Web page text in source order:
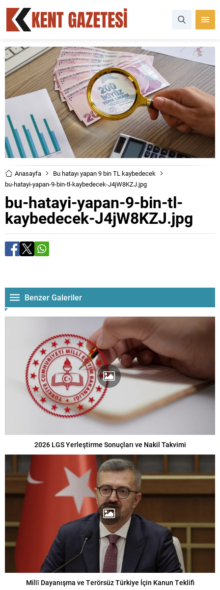
Anasayfa
Bu hatayı yapan 9 bin TL kaybedecek
bu-hatayi-yapan-9-bin-tl-kaybedecek-J4jW8KZJ.jpg
bu-hatayi-yapan-9-bin-tl-
kaybedecek-J4jW8KZJ.jpg
Benzer Galeriler
2026 LGS Yerleştirme Sonuçları ve Nakil Takvimi
Millî Dayanışma ve Terörsüz Türkiye İçin Kanun Teklifi